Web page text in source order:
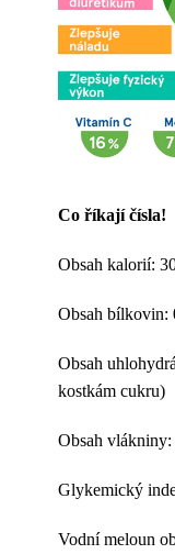
Co říkají čísla!
Obsah kalorií:
Obsah bílkovin:
Obsah
kostkám cukru)
Obsah
Glykemický
Vodní meloun